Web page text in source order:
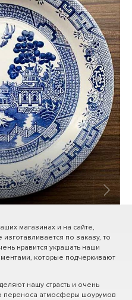
магазинах и на сайте,
по заказу, то
нравится украшать наши
которые подчеркивают
нашу страсть и очень
переноса атмосферы шоурумов